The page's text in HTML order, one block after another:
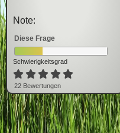
Note:
Diese Frage
Schwierigkeitsgrad
22 Bewertungen